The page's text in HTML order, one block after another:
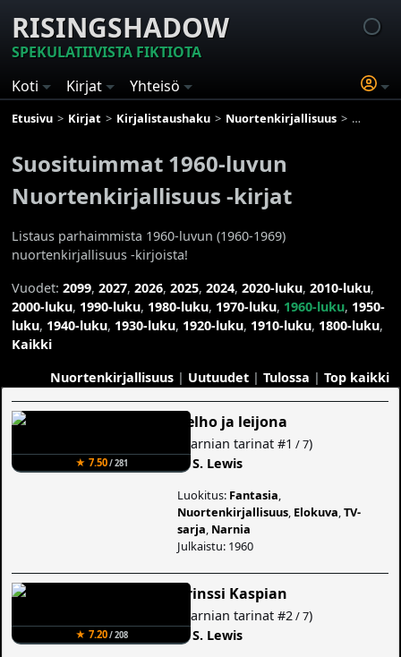
RISINGSHADOW
SPEKULATIIVISTA FIKTIOTA
Koti
Kirjat Yhteisö
Etusivu Kirjat Kirjalistaushaku Nuortenkirjallisuus
Suosituimmat 1960-luvun
Nuortenkirjallisuus -kirjat
Listaus parhaimmista 1960-luvun (1960-1969)
nuortenkirjallisuus -kirjoista!
Vuodet:2099,2027,2026,2025,2024,2020-luku,2010-luku,
2000-luku, 1990-luku, 1980-luku, 1970-luku, 1960-luku, 1950-
luku, 1940-luku, 1930-luku, 1920-luku, 1910-luku, 1800-luku,
Kaikki
Nuortenkirjallisuus| Uutuudet| Tulossa | Top kaikki
★ 7.50/ 281
Velho ja leijona
Narnian tarinat #1 / 7)
C. S. Lewis
Luokitus: Fantasia
Nuortenkirjallisuus Elokuva ,TV-
sarja Narnia
Julkaistu: 1960
★ 7.20/ 208
Prinssi Kaspian
Narnian tarinat #2 / 7)
C. S. Lewis